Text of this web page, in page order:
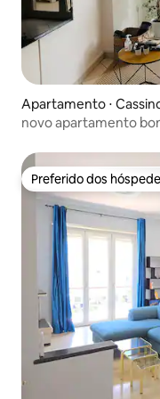
Apartamento ⋅
novo apartamento
Preferido dos
Preferido dos